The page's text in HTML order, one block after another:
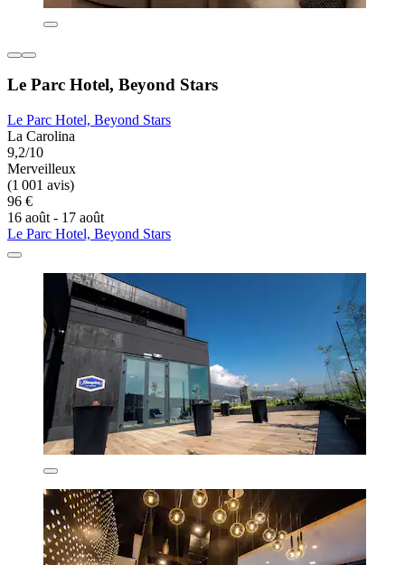
Le Parc Hotel, Beyond Stars
Le Parc Hotel, Beyond Stars
La Carolina
9,2/10
Merveilleux
(1 001 avis)
96 €
16 août - 17 août
Le Parc Hotel, Beyond Stars